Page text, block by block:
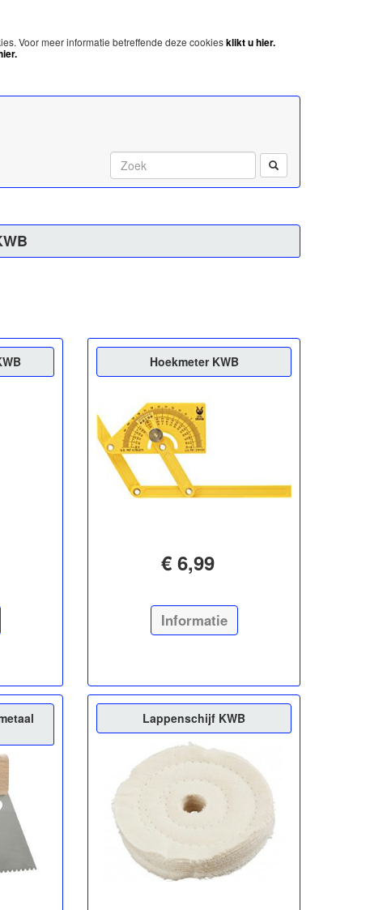
Voor meer informatie betreffende deze cookiesklikt u hier.
Hoekmeter KWB
€ 6,99
Informatie
Lappenschijf KWB